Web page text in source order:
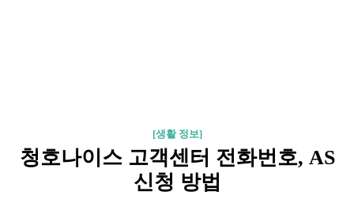
[생활 정보]
청호나이스 고객센터 전화번호, AS
신청 방법